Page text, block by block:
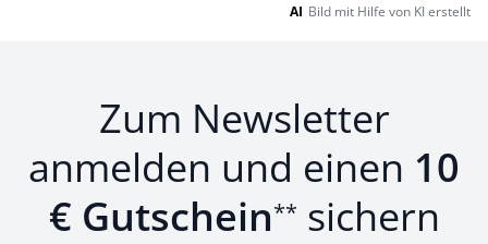
AI Bild mit Hilfe von KI erstellt
Zum Newsletter
anmelden und einen 10
€ Gutschein** sichern